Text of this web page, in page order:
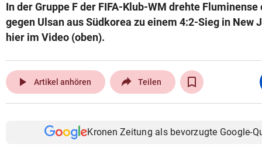
In der Gruppe F der FIFA-Klub-WM drehte Fluminense
gegen Ulsan aus Südkorea zu einem 4:2-Sieg in New
hier im Video (oben).
play_arrow Artikel anhören Teilen
Kronen Zeitung als bevorzugte Google-